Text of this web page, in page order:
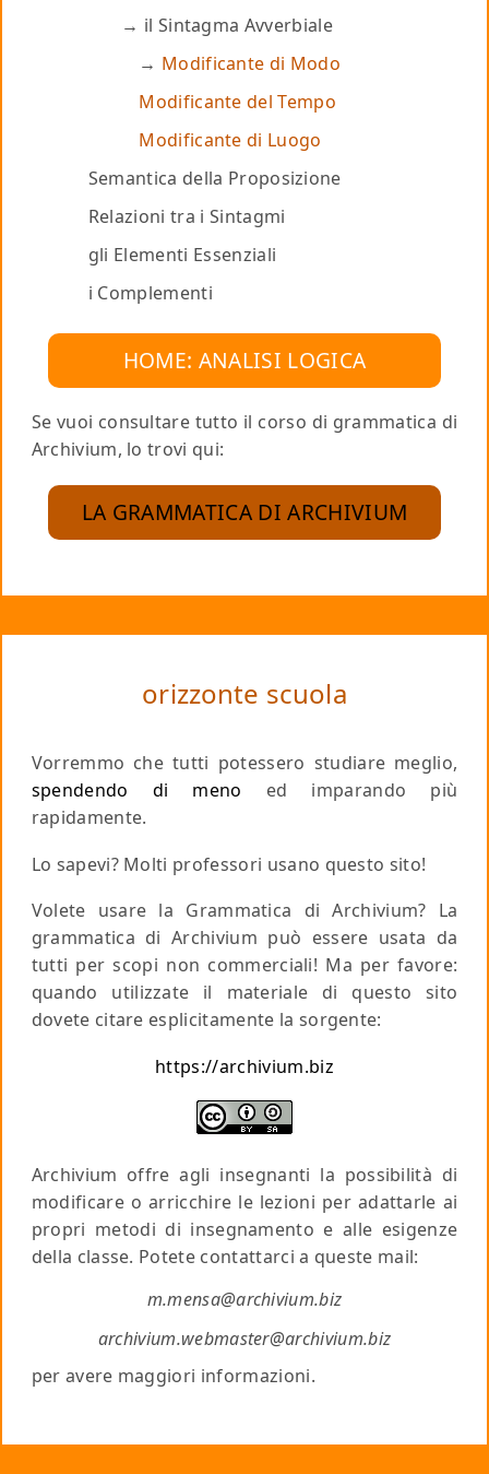
il Sintagma Avverbiale
Modificante di Modo
Modificante del Tempo
Modificante di Luogo
Semantica della Proposizione
Relazioni tra i Sintagmi
gli Elementi Essenziali
i Complementi
HOME: ANALISI LOGICA
Se vuoi consultare tutto il corso di grammatica di
Archivium, lo trovi qui:
LA GRAMMATICA DI ARCHIVIUM
orizzonte scuola
Vorremmo che tutti potessero studiare meglio,
spendendo di meno ed imparando più
rapidamente.
Lo sapevi? Molti professori usano questo sito!
Volete usare la Grammatica di Archivium? La
grammatica di Archivium può essere usata da
tutti per scopi non commerciali! Ma per favore:
quando utilizzate il materiale di questo sito
dovete citare esplicitamente la sorgente:
https://archivium.biz
Archivium offre agli insegnanti la possibilità di
modificare o arricchire le lezioni per adattarle ai
propri metodi di insegnamento e alle esigenze
della classe. Potete contattarci a queste mail:
m.mensa@archivium.biz
archivium.webmaster@archivium.biz
per avere maggiori informazioni.